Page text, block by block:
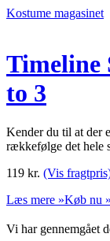
Kostume magasinet
Timeline
to 3
Kender du til at der
rækkefølge det hele
119 kr. (Vis
Læs mere »Køb nu »
Vi har gennemgået